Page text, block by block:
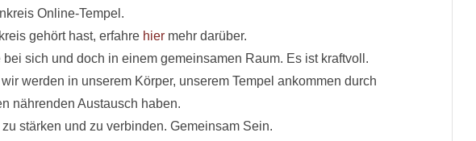
Online-Tempel.
gehört hast, erfahre hier mehr darüber.
sich und doch in einem gemeinsamen Raum. Es ist kraftvoll.
werden in unserem Körper, unserem Tempel ankommen durch
nährenden Austausch haben.
stärken und zu verbinden. Gemeinsam Sein.